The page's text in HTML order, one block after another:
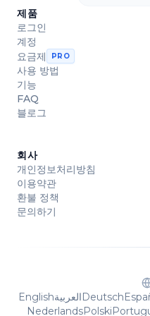
제품
로그인
계정
요금제
PRO
사용 방법
기능
FAQ
블로그
회사
개인정보처리방침
이용약관
환불 정책
문의하기
EnglishالعربيةDeutsch
NederlandsPolski